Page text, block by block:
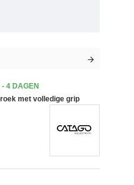
- 4 DAGEN
met volledige grip